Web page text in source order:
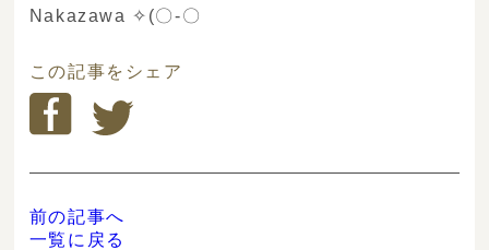
Nakazawa ✧(〇-〇ゞ
この記事をシェア
前の記事へ
一覧に戻る